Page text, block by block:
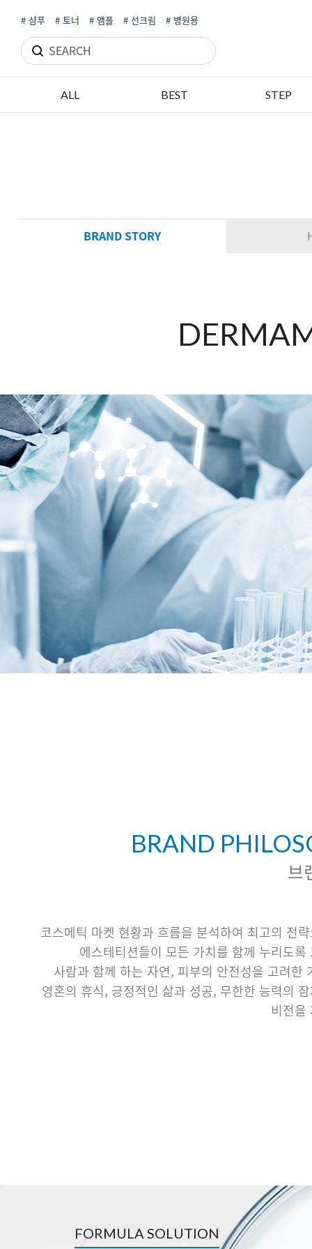
# 샴푸 # 토너 # 앰플 # 선크림 # 병원용
ALL BEST STEP
BRAND STORY
BRAND
브
코스메틱 마켓 현황과 흐름을 분석하여 최고의 전
에스테티션들이 모든 가치를 함께 누리도록
사람과 함께 하는 자연, 피부의 안전성을 고려한
영혼의 휴식, 긍정적인 삶과 성공, 무한한 능력의
비전을
FORMULA SOLUTION